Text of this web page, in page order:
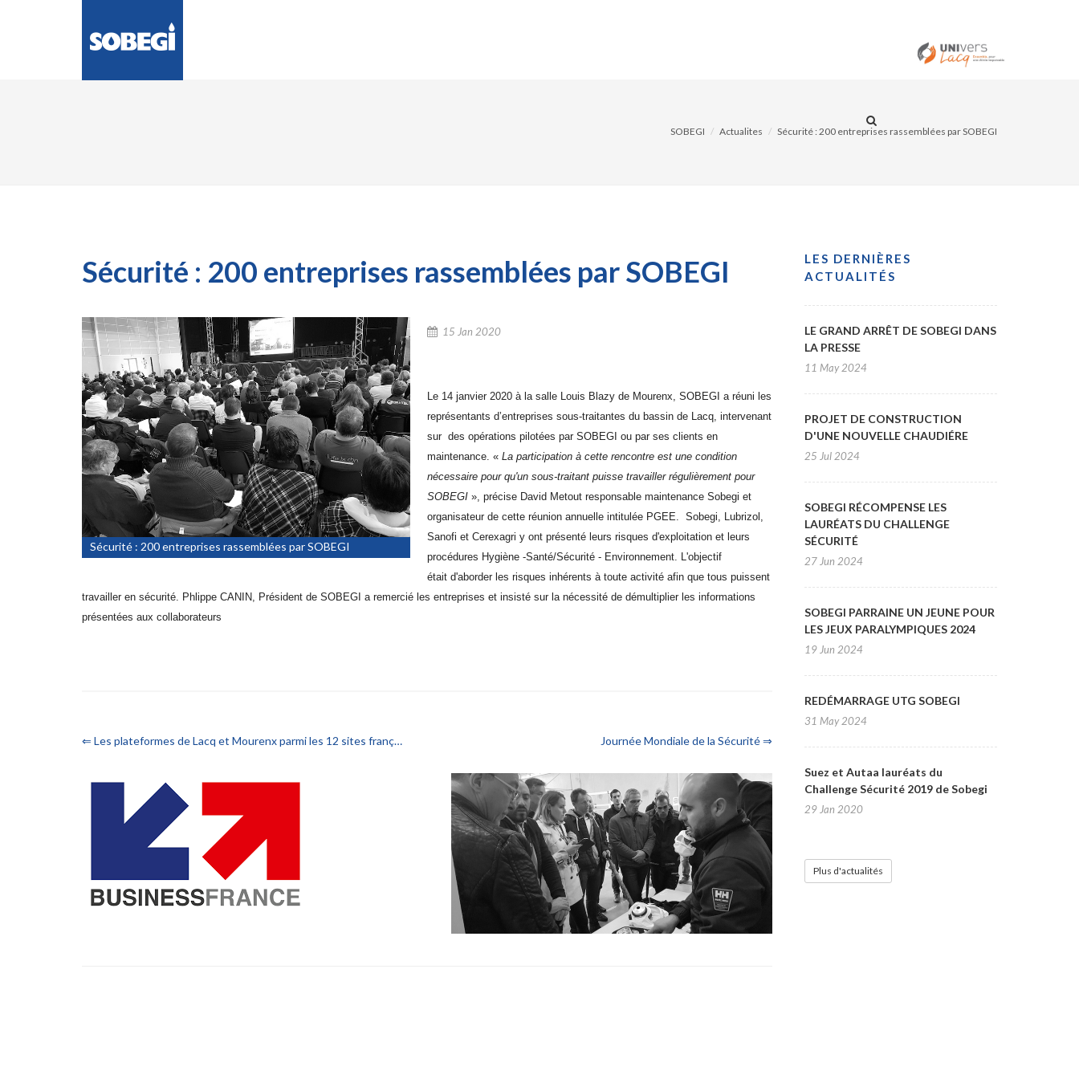
SOBEGI
Actualites Sécurité : 200 entreprises rassemblées par SOBEGI
Sécurité : 200 entreprises rassemblées par SOBEGI
15 Jan 2020
Sécurité : 200 entreprises rassemblées par SOBEGI
Le 14 janvier 2020 à la salle Louis Blazy de Mourenx, SOBEGI a réuni les
représentants d’entreprises sous-traitantes du bassin de Lacq, intervenant
sur des opérations pilotées par SOBEGI ou par ses clients en
maintenance. « La participation à cette rencontre est une condition
nécessaire pour qu'un sous-traitant puisse travailler régulièrement pour
SOBEGI », précise David Metout responsable maintenance Sobegi et
organisateur de cette réunion annuelle intitulée PGEE. Sobegi, Lubrizol,
Sanofi et Cerexagri y ont présenté leurs risques d'exploitation et leurs
procédures Hygiène -Santé/Sécurité - Environnement. L'objectif
était d'aborder les risques inhérents à toute activité afin que tous puissent
travailler en sécurité. Phlippe CANIN, Président de SOBEGI a remercié les entreprises et insisté sur la nécessité de démultiplier les informations
présentées aux collaborateurs
⇐ Les plateformes de Lacq et Mourenx parmi les 12 sites franç… Journée Mondiale de la Sécurité ⇒
LES DERNIÈRES
ACTUALITÉS
LE GRAND ARRÊT DE SOBEGI DANS
LA PRESSE
11 May 2024
PROJET DE CONSTRUCTION
D'UNE NOUVELLE CHAUDIÉRE
25 Jul 2024
SOBEGI RÉCOMPENSE LES
LAURÉATS DU CHALLENGE
SÉCURITÉ
27 Jun 2024
SOBEGI PARRAINE UN JEUNE POUR
LES JEUX PARALYMPIQUES 2024
19 Jun 2024
REDÉMARRAGE UTG SOBEGI
31 May 2024
Suez et Autaa lauréats du
Challenge Sécurité 2019 de Sobegi
29 Jan 2020
Plus d'actualités